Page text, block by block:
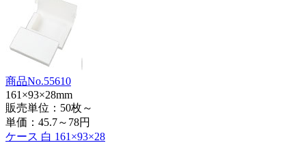
商品No.55610
161×93×28mm
販売単位：50枚～
単価： 45.7～78円
ケース 白 161×93×28